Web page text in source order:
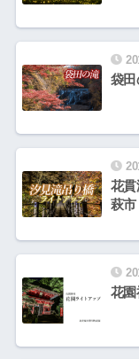
袋
花
萩市
花園